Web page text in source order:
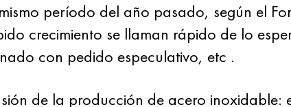
período del año pasado, según el
crecimiento se llaman rápido de lo
con pedido especulativo, etc .
de la producción de acero inoxidable: